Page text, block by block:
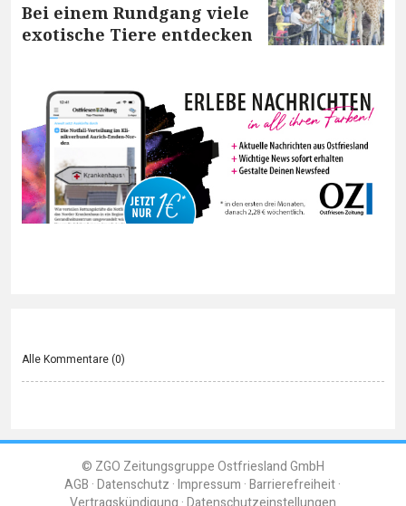
Bei einem Rundgang viele
exotische Tiere entdecken
Alle Kommentare (0)
© ZGO Zeitungsgruppe Ostfriesland GmbH
AGB Datenschutz Impressum Barrierefreiheit